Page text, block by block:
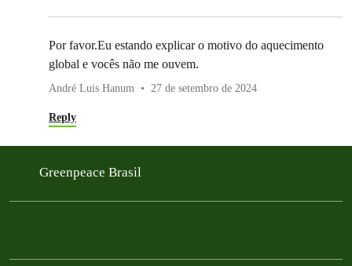
Por favor.Eu estando explicar o motivo do aquecimento
global e vocês não me ouvem.
André Luis Hanum 27 de setembro de 2024
Reply
Greenpeace Brasil